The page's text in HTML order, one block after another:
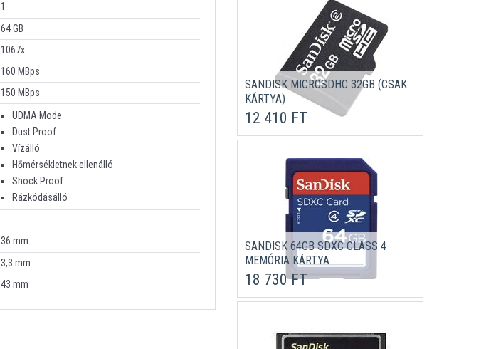
1
64 GB
1067x
160 MBps
150 MBps
UDMA Mode
Dust Proof
Vízálló
Hőmérsékletnek ellenálló
Shock Proof
Rázkódásálló
36 mm
3,3 mm
43 mm
SANDISK MICROSDHC 32GB (CSAK
KÁRTYA)
12 410 FT
SANDISK 64GB SDXC CLASS 4
MEMÓRIA KÁRTYA
18 730 FT